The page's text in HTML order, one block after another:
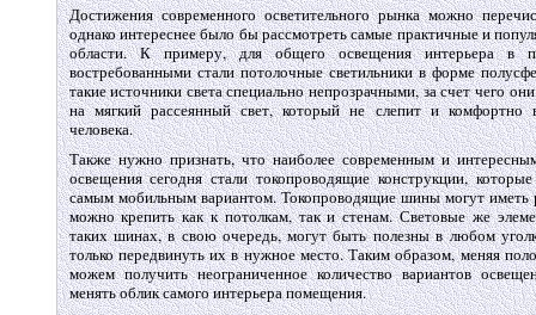
Достижения современного осветительного рынка можно
однако интереснее было бы рассмотреть самые практичные и
области. К примеру, для общего освещения интерьера в
востребованными стали потолочные светильники в форме
такие источники света специально непрозрачными, за счет чего
на мягкий рассеянный свет, который не слепит и комфортно
человека.
Также нужно признать, что наиболее современным и
освещения сегодня стали токопроводящие конструкции,
самым мобильным вариантом. Токопроводящие шины могут иметь
можно крепить как к потолкам, так и стенам. Световые же
таких шинах, в свою очередь, могут быть полезны в любом
только передвинуть их в нужное место. Таким образом, меняя
можем получить неограниченное количество вариантов
менять облик самого интерьера помещения.